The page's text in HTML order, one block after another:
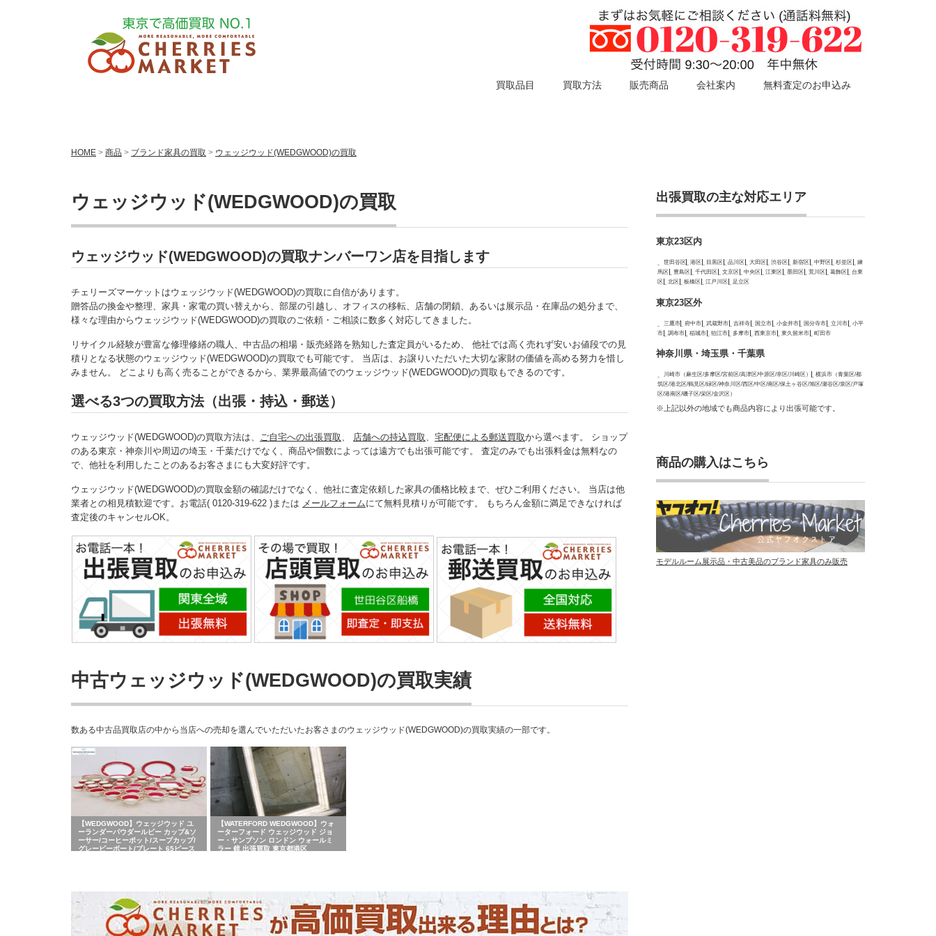
買取品目 買取方法 販売商品 会社案内 無料査定のお申込み
HOME > 商品 > ブランド家具の買取 > ウェッジウッド(WEDGWOOD)の買取
ウェッジウッド(WEDGWOOD)の買取
ウェッジウッド(WEDGWOOD)の買取ナンバーワン店を目指します
チェリーズマーケットはウェッジウッド(WEDGWOOD)の買取に自信があります。
贈答品の換金や整理、家具・家電の買い替えから、部屋の引越し、オフィスの移転、店舗の閉鎖、あるいは展示品・在庫品の処分まで、
様々な理由からウェッジウッド(WEDGWOOD)の買取のご依頼・ご相談に数多く対応してきました。
リサイクル経験が豊富な修理修繕の職人、中古品の相場・販売経路を熟知した査定員がいるため、 他社では高く売れず安いお値段での見
積りとなる状態のウェッジウッド(WEDGWOOD)の買取でも可能です。 当店は、お譲りいただいた大切な家財の価値を高める努力を惜し
みません。 どこよりも高く売ることができるから、業界最高値でのウェッジウッド(WEDGWOOD)の買取もできるのです。
選べる3つの買取方法（出張・持込・郵送）
ウェッジウッド(WEDGWOOD)の買取方法は、 ご自宅への出張買取 、 店舗への持込買取 、 宅配便による郵送買取から選べます。 ショップ
のある東京・神奈川や周辺の埼玉・千葉だけでなく、商品や個数によっては遠方でも出張可能です。 査定のみでも出張料金は無料なの
で、他社を利用したことのあるお客さまにも大変好評です。
ウェッジウッド(WEDGWOOD)の買取金額の確認だけでなく、他社に査定依頼した家具の価格比較まで、ぜひご利用ください。 当店は他
業者との相見積歓迎です。お電話( 0120-319-622 )または メールフォームにて無料見積りが可能です。 もちろん金額に満足できなければ
査定後のキャンセルOK。
中古ウェッジウッド(WEDGWOOD)の買取実績
数ある中古品買取店の中から当店への売却を選んでいただいたお客さまのウェッジウッド(WEDGWOOD)の買取実績の一部です。
【WEDGWOOD】ウェッジウッド ユ
ーランダーパウダールビー カップ&ソ
ーサー/コーヒーポット/スープカップ/
グレービーボート/プレート 65ピース
【WATERFORD WEDGWOOD】ウォ
ーターフォード ウェッジウッド ジョ
ー・サンプソン ロンドン ウォールミ
ラー 鏡 出張買取 東京都港区
出張買取の主な対応エリア
東京23区内
世田谷区 港区 目黒区 品川区 大田区 渋谷区 新宿区 中野区 杉並区
練
馬区
豊島区 千代田区 文京区 中央区 江東区 墨田区 荒川区 葛飾区
台東
区
北区 板橋区 江戸川区 足立区
東京23区外
三鷹市 府中市 武蔵野市 吉祥寺 国立市 小金井市 国分寺市 立川市
小平
市
調布市 稲城市 狛江市 多摩市 西東京市 東久留米市 町田市
神奈川県・埼玉県・千葉県
川崎市（麻生区/多摩区/宮前区/高津区/中原区/幸区/川崎区）
横浜市（青葉区/都
筑区/港北区/鶴見区/緑区/神奈川区/西区/中区/南区/保土ヶ谷区/旭区/瀬谷区/泉区/戸塚
区/港南区/磯子区/栄区/金沢区）
※上記以外の地域でも商品内容により出張可能です。
商品の購入はこちら
モデルルーム展示品・中古美品のブランド家具のみ販売